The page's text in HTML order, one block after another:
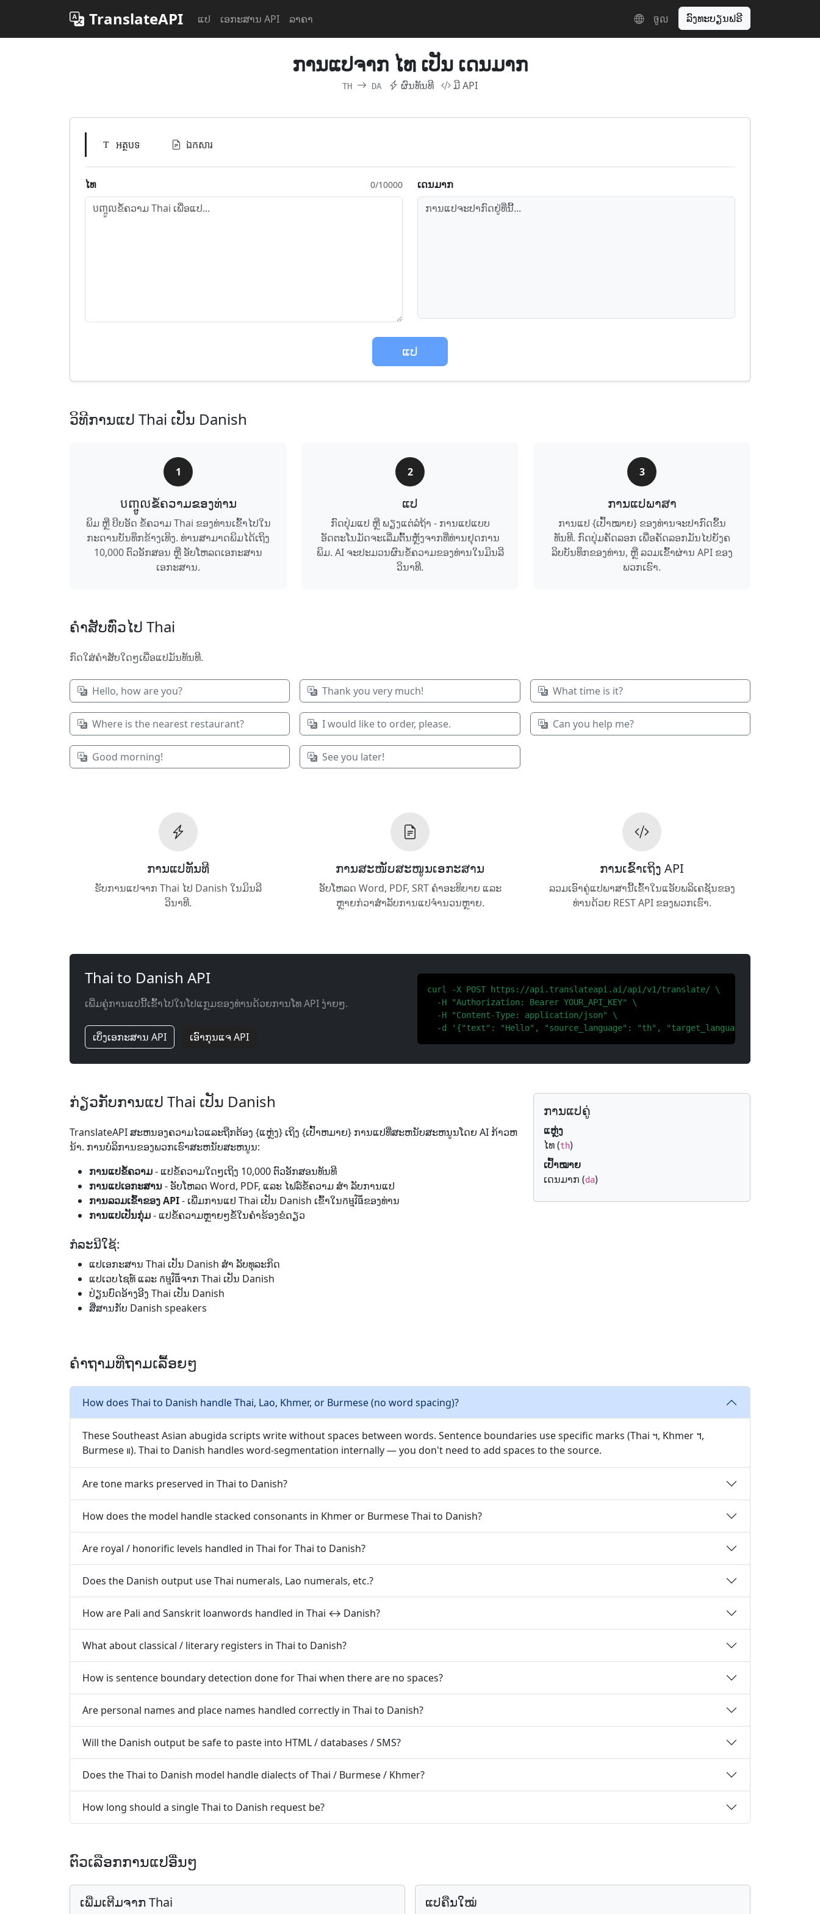
TranslateAPI ແປ ເອກະສານ API ລາຄາ ចូល ລົງທະບຽນຟຣີ
ການ​ແປ​ຈາກ ໄທ ເປັນ ເດນມາກ
TH DA ຜົນ​ທັນທີ ມີ API
អត្ថបទ ឯកសារ
ໄທ 0/10000
ເດນມາກ
ການ​ແປ​ຈະ​ປາກົດ​ຢູ່​ທີ່​ນີ້...
ແປ
ວິທີການແປ Thai ເປັນ Danish
1
បញ្ចូល​ຂໍ້ຄວາມ​ຂອງ​ທ່ານ
ພິມ ຫຼື ບີບອັດ ຂໍ້ຄວາມ Thai ຂອງ​ທ່ານ​ເຂົ້າ​ໄປ​ໃນ​
ກະດານ​ບັນທຶກ​ຂ້າງ​ເທິງ. ທ່ານ​ສາມາດ​ພິມ​ໄດ້​ເຖິງ
10,000 ຕົວອັກສອນ ຫຼື ອັບໂຫລດ​ເອກະສານ​
ເອກະສານ.
2
ແປ
ກົດ​ປຸ່ມ​ແປ ຫຼື ພຽງແຕ່​ລໍຖ້າ - ການ​ແປ​ແບບ​
ອັດຕະໂນມັດ​ຈະ​ເລີ່ມ​ຕົ້ນ​ຫຼັງຈາກ​ທີ່​ທ່ານ​ຢຸດ​ການ​
ພິມ. AI ຈະ​ປະມວນຜົນ​ຂໍ້​ຄວາມ​ຂອງທ່ານ​ໃນ​ມິນລີ
ວິນາທີ.
3
ການ​ແປ​ພາສາ
ການ​ແປ {ເປົ້າ​ໝາຍ} ຂອງທ່ານ​ຈະ​ປາກົດ​ຂຶ້ນ​
ທັນທີ. ກົດ​ປຸ່ມ​ຄັດ​ລອກ ເພື່ອ​ຄັດ​ລອກ​ມັນ​ໄປ​ຍັງ​ຄ
ລິບ​ບັນທຶກ​ຂອງທ່ານ, ຫຼື ລວມ​ເຂົ້າ​ຜ່ານ API ຂອງ
ພວກເຮົາ.
ຄໍາສັບ​ທົ່ວໄປ Thai
ກົດ​ໃສ່​ຄຳ​ສັບ​ໃດໆ​ເພື່ອ​ແປ​ມັນ​ທັນທີ.
Hello, how are you? Thank you very much! What time is it?
Where is the nearest restaurant? I would like to order, please. Can you help me?
Good morning! See you later!
ການ​ແປ​ທັນ​ທີ
ຮັບ​ການ​ແປ​ຈາກ Thai ໄປ Danish ໃນ​ມິນລີ
ວິນາທີ.
ການ​ສະໜັບສະໜູນ​ເອກະສານ
ອັບໂຫລດ Word, PDF, SRT ຄໍາອະທິບາຍ ແລະ
ຫຼາຍກ່ວາສໍາລັບການແປຈໍານວນຫຼາຍ.
ການ​ເຂົ້າ​ເຖິງ API
ລວມເອົາຄູ່ແປພາສານີ້ເຂົ້າໃນແອັບພລິເຄຊັນຂອງ
ທ່ານດ້ວຍ REST API ຂອງພວກເຮົາ.
Thai to Danish API
ເພີ່ມ​ຄູ່​ການ​ແປ​ນີ້​ເຂົ້າ​ໄປ​ໃນ​ໂປແກຼມ​ຂອງ​ທ່ານ​ດ້ວຍ​ການ​ໂທ API ງ່າຍໆ.
ເບິ່ງ​ເອກະສານ API ເອົາ​ກຸນແຈ API
curl -X POST https://api.translateapi.ai/api/v1/translate/ \
  -H "Authorization: Bearer YOUR_API_KEY" \
  -H "Content-Type: application/json" \
  -d '{"text": "Hello", "source_language": "th", "target_language": "da"}'
ກ່ຽວ​ກັບ​ການ​ແປ Thai ເປັນ Danish
TranslateAPI ສະຫນອງຄວາມໄວແລະຖືກຕ້ອງ {ແຫຼ່ງ} ເຖິງ {ເປົ້າຫມາຍ} ການແປທີ່ສະຫນັບສະຫນູນໂດຍ AI ກ້າວຫ
ນ້າ. ການບໍລິການຂອງພວກເຮົາສະຫນັບສະຫນູນ:
ການ​ແປ​ຂໍ້​ຄວາມ- ແປ​ຂໍ້ຄວາມ​ໃດໆ​ເຖິງ 10,000 ຕົວອັກສອນ​ທັນທີ
ການ​ແປ​ເອກະສານ- ອັບໂຫລດ Word, PDF, ແລະ ໄຟລ໌ຂໍ້ຄວາມ ສຳ ລັບການແປ
ການ​ລວມ​ເຂົ້າ​ຂອງ API- ເພີ່ມ​ການ​ແປ Thai ເປັນ Danish ເຂົ້າ​ໃນ​កម្មវិធី​ຂອງ​ທ່ານ
ການ​ແປ​ເປັນ​ກຸ່ມ- ແປ​ຂໍ້ຄວາມ​ຫຼາຍໆຂໍ້​ໃນ​ຄໍາຮ້ອງຂໍ​ດຽວ
ກໍລະນີ​ໃຊ້:
ແປເອກະສານ Thai ເປັນ Danish ສຳ ລັບທຸລະກິດ
ແປ​ເວບໄຊທ໌ ແລະ កម្មវិធី​ຈາກ Thai ເປັນ Danish
ປ່ຽນ​ບົດ​ອ້າງອີງ Thai ເປັນ Danish
ສື່ສານ​ກັບ Danish speakers
ການ​ແປ​ຄູ່
ແຫຼ່ງ
ໄທ (th)
ເປົ້າ​ໝາຍ
ເດນມາກ (da)
ຄໍາຖາມທີ່ຖາມເລື້ອຍໆ
How does Thai to Danish handle Thai, Lao, Khmer, or Burmese (no word spacing)?
These Southeast Asian abugida scripts write without spaces between words. Sentence boundaries use specific marks (Thai ฯ, Khmer ។,
Burmese ။). Thai to Danish handles word-segmentation internally — you don't need to add spaces to the source.
Are tone marks preserved in Thai to Danish?
How does the model handle stacked consonants in Khmer or Burmese Thai to Danish?
Are royal / honorific levels handled in Thai for Thai to Danish?
Does the Danish output use Thai numerals, Lao numerals, etc.?
How are Pali and Sanskrit loanwords handled in Thai ↔ Danish?
What about classical / literary registers in Thai to Danish?
How is sentence boundary detection done for Thai when there are no spaces?
Are personal names and place names handled correctly in Thai to Danish?
Will the Danish output be safe to paste into HTML / databases / SMS?
Does the Thai to Danish model handle dialects of Thai / Burmese / Khmer?
How long should a single Thai to Danish request be?
ຕົວເລືອກ​ການ​ແປ​ອື່ນໆ
ເພີ່ມເຕີມຈາກ Thai ແປ​ຄືນ​ໃໝ່